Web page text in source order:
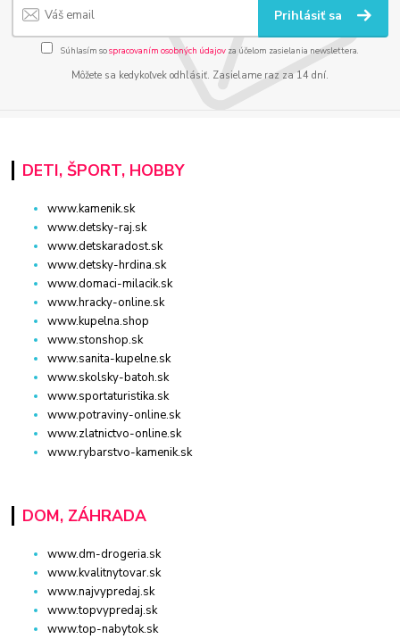
Prihlásiť sa
Súhlasím sospracovaním osobných údajov za účelom zasielania newslettera.
Môžete sa kedykoľvek odhlásiť. Zasielame raz za 14 dní.
DETI, ŠPORT, HOBBY
www.kamenik.sk
www.detsky-raj.sk
www.detskaradost.sk
www.detsky-hrdina.sk
www.domaci-milacik.sk
www.hracky-online.sk
www.kupelna.shop
www.stonshop.sk
www.sanita-kupelne.sk
www.skolsky-batoh.sk
www.sportaturistika.sk
www.potraviny-online.sk
www.zlatnictvo-online.sk
www.rybarstvo-kamenik.sk
DOM, ZÁHRADA
www.dm-drogeria.sk
www.kvalitnytovar.sk
www.najvypredaj.sk
www.topvypredaj.sk
www.top-nabytok.sk